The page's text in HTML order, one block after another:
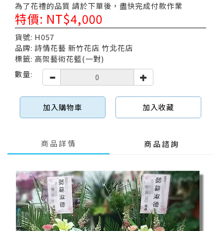
為了花禮的品質 請於下單後，盡快完成付款作業
特價: NT$4,000
貨號: H057
品牌: 詩情花藝 新竹花店 竹北花店
標籤: 高架藝術花籃(一對)
數量:
加入購物車 加入收藏
商品詳情 商品諮詢